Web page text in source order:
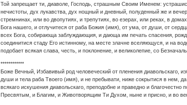
Той запрещает ти, диаволе, Господь, страшным Своим Именем:
нечистоты, дух лукавства, дух нощный и дневный, полуденный же и
стремнинах, или во двопутиях, и трепутиях, во езерах, или реках, в
Бога нашего, и отлучитеся от раба Божия (имя), от ума, от души, от
всех Бога, собирающа заблуждающия, и дающа им печать спасения,
соединитися стаду Его истинному, на месте злачне вселяющуся, и на
подобает всякая слава, честь, и поклонение, и великолепие, со
************
Боже Вечный, Избавивый род человеческий от пленения диавольскаго,
души и тела раба Твоего (имя), и не пребывати, ниже сокрытися в
всякаго искушения диавольскаго, преподобне и праведно и
Пресвятым, и Благим, и Животворящим Ти Духом, ныне и присно, и во